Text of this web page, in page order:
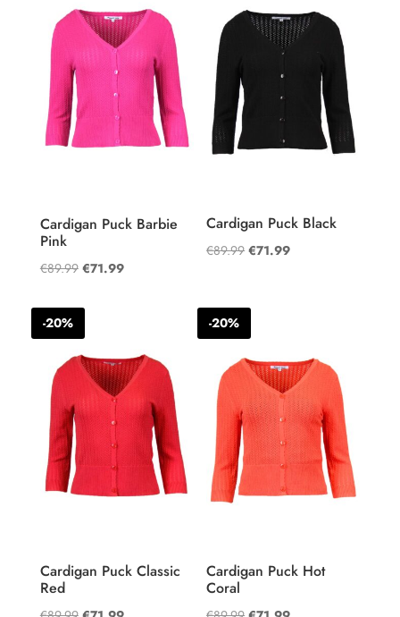
Cardigan Puck Barbie
Pink
€89.99 Oorspronkelijke
was:
€89.99.
€71.99Huidige
Cardigan Puck Black
€89.99 Oorspronkelijke
€71.99Huidige
-20%
Cardigan Puck Classic
Red
-20%
Cardigan Puck Hot
Coral